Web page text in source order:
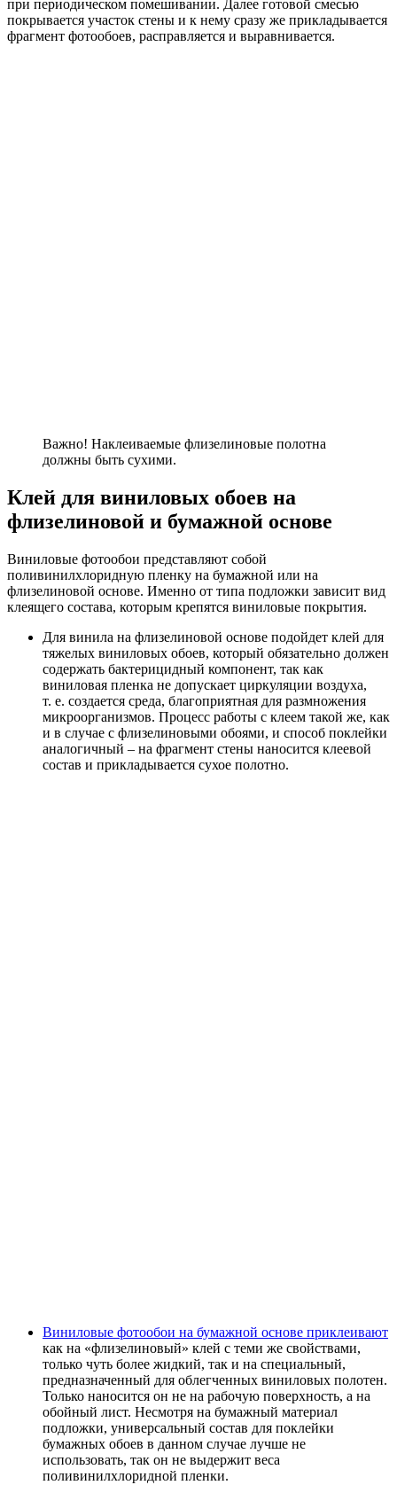
при периодическом помешивании. Далее готовой смесью
покрывается участок стены и к нему сразу же прикладывается
фрагмент фотообоев, расправляется и выравнивается.
Важно! Наклеиваемые флизелиновые полотна
должны быть сухими.
Клей для виниловых обоев на
флизелиновой и бумажной основе
Виниловые фотообои представляют собой
поливинилхлоридную пленку на бумажной или на
флизелиновой основе. Именно от типа подложки зависит вид
клеящего состава, которым крепятся виниловые покрытия.
Для винила на флизелиновой основе подойдет клей для
тяжелых виниловых обоев, который обязательно должен
содержать бактерицидный компонент, так как
виниловая пленка не допускает циркуляции воздуха,
т. е. создается среда, благоприятная для размножения
микроорганизмов. Процесс работы с клеем такой же, как
и в случае с флизелиновыми обоями, и способ поклейки
аналогичный – на фрагмент стены наносится клеевой
состав и прикладывается сухое полотно.
Виниловые фотообои на бумажной основе приклеивают
как на «флизелиновый» клей с теми же свойствами,
только чуть более жидкий, так и на специальный,
предназначенный для облегченных виниловых полотен.
Только наносится он не на рабочую поверхность, а на
обойный лист. Несмотря на бумажный материал
подложки, универсальный состав для поклейки
бумажных обоев в данном случае лучше не
использовать, так он не выдержит веса
поливинилхлоридной пленки.